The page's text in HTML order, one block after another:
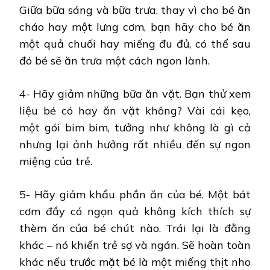
Giữa bữa sáng và bữa trưa, thay vì cho bé ăn
cháo hay một lưng cơm, bạn hãy cho bé ăn
một quả chuối hay miếng đu đủ, có thể sau
đó bé sẽ ăn trưa một cách ngon lành.
4- Hãy giảm những bữa ăn vặt. Bạn thử xem
liệu bé có hay ăn vặt không? Vài cái kẹo,
một gói bim bim, tưởng như không là gì cả
nhưng lại ảnh hưởng rất nhiều đến sự ngon
miệng của trẻ.
5- Hãy giảm khẩu phần ăn của bé. Một bát
cơm đầy có ngọn quả không kích thích sự
thèm ăn của bé chút nào. Trái lại là đằng
khác – nó khiến trẻ sợ và ngán. Sẽ hoàn toàn
khác nếu trước mặt bé là một miếng thịt nho